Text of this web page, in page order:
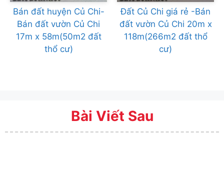
Bán đất huyện Củ Chi-
Bán đất vườn Củ Chi
17m x 58m(50m2 đất
thổ cư)
Đất Củ Chi giá rẻ -Bán
đất vườn Củ Chi 20m x
118m(266m2 đất thổ
cư)
Bài Viết Sau